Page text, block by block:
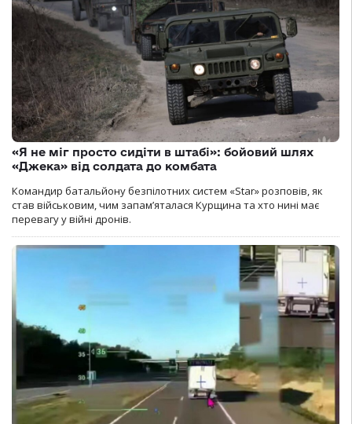
«Я не міг просто сидіти в штабі»: бойовий шлях
«Джека» від солдата до комбата
Командир батальйону безпілотних систем «Star» розповів, як
став військовим, чим запам’яталася Курщина та хто нині має
перевагу у війні дронів.